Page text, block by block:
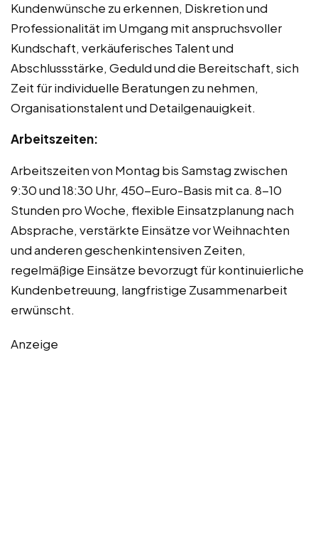
Kundenwünsche zu erkennen, Diskretion und
Professionalität im Umgang mit anspruchsvoller
Kundschaft, verkäuferisches Talent und
Abschlussstärke, Geduld und die Bereitschaft, sich
Zeit für individuelle Beratungen zu nehmen,
Organisationstalent und Detailgenauigkeit.
Arbeitszeiten:
Arbeitszeiten von Montag bis Samstag zwischen
9:30 und 18:30 Uhr, 450-Euro-Basis mit ca. 8-10
Stunden pro Woche, flexible Einsatzplanung nach
Absprache, verstärkte Einsätze vor Weihnachten
und anderen geschenkintensiven Zeiten,
regelmäßige Einsätze bevorzugt für kontinuierliche
Kundenbetreuung, langfristige Zusammenarbeit
erwünscht.
Anzeige